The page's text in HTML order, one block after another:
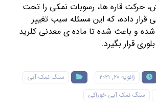
حرکت قاره ها، رسوبات نمکی را تحت
قرار داده، که این مسئله سبب تغییر
و باعث شده تا ماده ی معدنی کلرید
قرار بگیرد.
ژانویه ۲۰, ۲۰۲۱
سنگ نمک آبی
سنگ نمک آبی خوراکی